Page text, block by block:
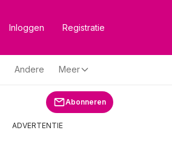
Inloggen Registratie
Andere Meer
Abonneren
ADVERTENTIE